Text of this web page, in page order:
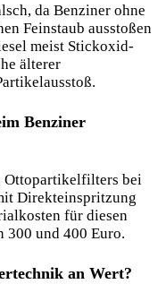
da Benziner ohne
Feinstaub ausstoßen
meist Stickoxid-
älterer
Benziner
Ottopartikelfilters bei
Direkteinspritzung
für diesen
300 und 400 Euro.
an Wert?